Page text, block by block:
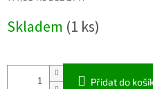
cena:
Skladem (1 ks)
Přidat do